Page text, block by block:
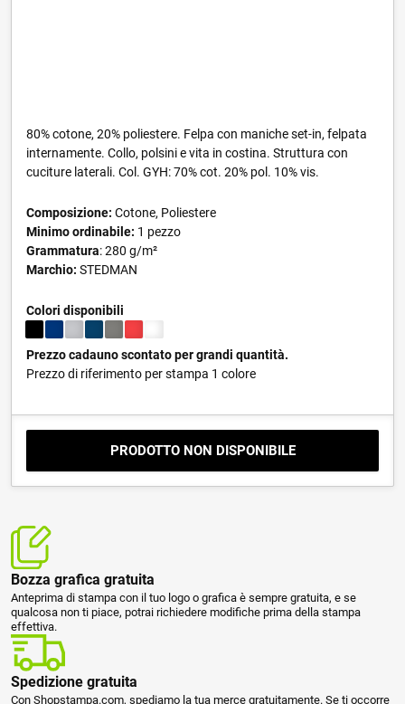
80% cotone, 20% poliestere. Felpa con maniche set-in, felpata
internamente. Collo, polsini e vita in costina. Struttura con
cuciture laterali. Col. GYH: 70% cot. 20% pol. 10% vis.
Composizione: Cotone, Poliestere
Minimo ordinabile: 1 pezzo
Grammatura: 280 g/m²
Marchio: STEDMAN
Colori disponibili
Prezzo cadauno scontato per grandi quantità.
Prezzo di riferimento per stampa 1 colore
PRODOTTO NON DISPONIBILE
Bozza grafica gratuita
Anteprima di stampa con il tuo logo o grafica è sempre gratuita, e se
qualcosa non ti piace, potrai richiedere modifiche prima della stampa
effettiva.
Spedizione gratuita
Con Shopstampa.com, spediamo la tua merce gratuitamente. Se ti occorre